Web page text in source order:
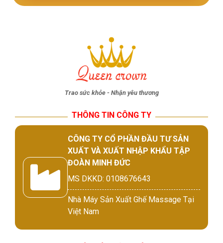
Trao sức khỏe - Nhận yêu thương
THÔNG TIN CÔNG TY
CÔNG TY CỔ PHẦN ĐẦU TƯ SẢN
XUẤT VÀ XUẤT NHẬP KHẨU TẬP
ĐOÀN MINH ĐỨC
MS DKKD: 0108676643
Nhà Máy Sản Xuất Ghế Massage Tại
Việt Nam